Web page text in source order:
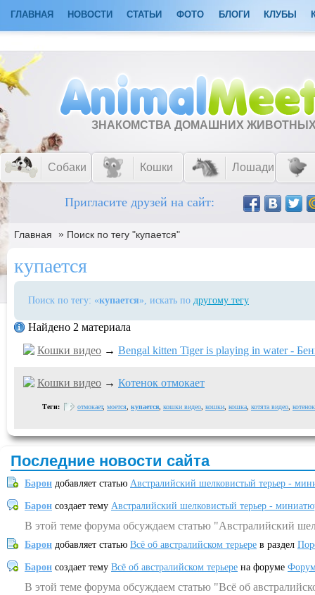
ГЛАВНАЯ НОВОСТИ СТАТЬИ ФОТО БЛОГИ КЛУБЫ
ЗНАКОМСТВА ДОМАШНИХ
Собаки Кошки Лошади
Пригласите друзей на сайт:
Главная » Поиск по тегу "купается"
купается
Поиск по тегу: «купается», искать по другому тегу
Найдено 2 материала
Кошки видео → Bengal kitten Tiger is playing in water -
Кошки видео → Котенок отмокает
Теги: отмокает, моется купается кошки видео кошки кошка котята видео
Последние новости сайта
Барон добавляет статью Австралийский шелковистый терьер -
Барон создает тему Австралийский шелковистый терьер -
В этой теме форума обсуждаем статью "Австралийский
Барон добавляет статью Всё об австралийском терьере в раздел
Барон создает тему Всё об австралийском терьере на форуме
В этой теме форума обсуждаем статью "Всё об